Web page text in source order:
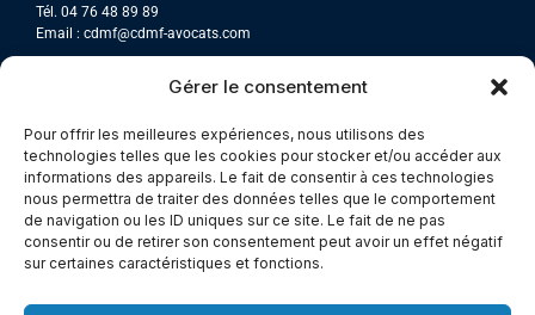
Gérer le consentement
Pour offrir les meilleures expériences, nous utilisons des
technologies telles que les cookies pour stocker et/ou accéder aux
informations des appareils. Le fait de consentir à ces technologies
nous permettra de traiter des données telles que le comportement
de navigation ou les ID uniques sur ce site. Le fait de ne pas
consentir ou de retirer son consentement peut avoir un effet négatif
sur certaines caractéristiques et fonctions.
Tél. 04 76 48 89 89
Email : cdmf@cdmf-avocats.com
7 Place Firmin Gautier
CS 80476
38016 GRENOBLE, Cedex 1
Chambery
Immeuble le Paris
73000 Chambéry